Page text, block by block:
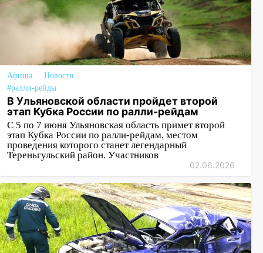
Афиша
Новости
#ралли-рейды
В Ульяновской области пройдет второй
этап Кубка России по ралли-рейдам
С 5 по 7 июня Ульяновская область примет второй
этап Кубка России по ралли-рейдам, местом
проведения которого станет легендарный
Тереньгульский район. Участников
02.06.2026